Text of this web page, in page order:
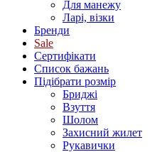
Для манежу
Ларі, візки
Бренди
Sale
Сертифікати
Список бажань
Підібрати розмір
Бриджі
Взуття
Шолом
Захисний жилет
Рукавички